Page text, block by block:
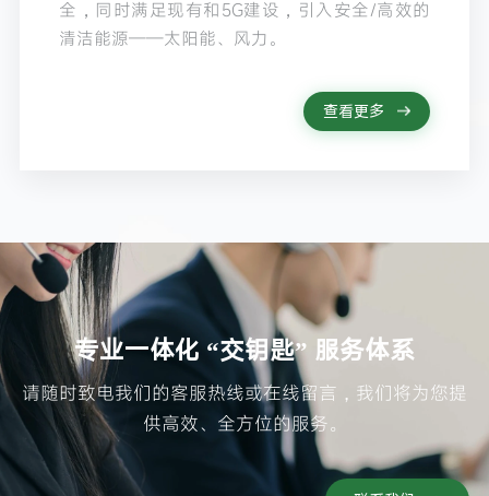
全，同时满足现有和5G建设，引入安全/高效的
清洁能源——太阳能、风力。
查看更多
专业一体化 “交钥匙” 服务体系
请随时致电我们的客服热线或在线留言，我们将为您提
供高效、全方位的服务。